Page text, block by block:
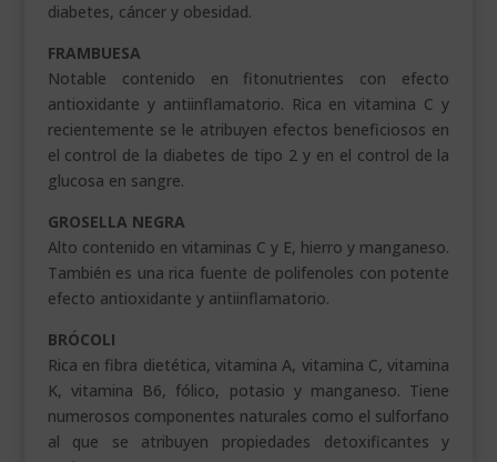
diabetes, cáncer y obesidad.
FRAMBUESA
Notable contenido en fitonutrientes con efecto
antioxidante y antiinflamatorio. Rica en vitamina C y
recientemente se le atribuyen efectos beneficiosos en
el control de la diabetes de tipo 2 y en el control de la
glucosa en sangre.
GROSELLA NEGRA
Alto contenido en vitaminas C y E, hierro y manganeso.
También es una rica fuente de polifenoles con potente
efecto antioxidante y antiinflamatorio.
BRÓCOLI
Rica en fibra dietética, vitamina A, vitamina C, vitamina
K, vitamina B6, fólico, potasio y manganeso. Tiene
numerosos componentes naturales como el sulforfano
al que se atribuyen propiedades detoxificantes y